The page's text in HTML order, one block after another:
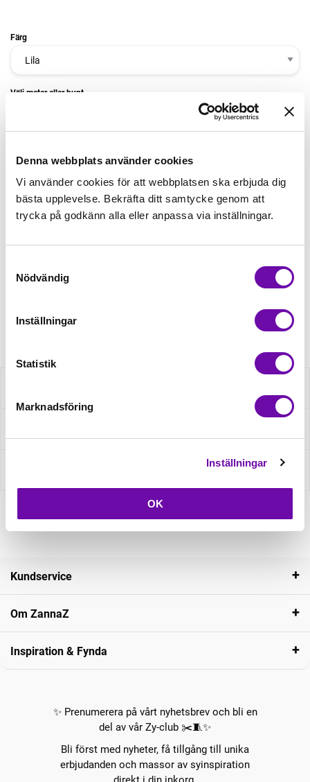
Denna webbplats använder cookies
Vi använder cookies för att webbplatsen ska erbjuda dig
bästa upplevelse. Bekräfta ditt samtycke genom att
trycka på godkänn alla eller anpassa via inställningar.
Nödvändig
Inställningar
Statistik
Marknadsföring
Inställningar
OK
Färg
Välj meter eller bunt
19,00kr
Lägg till varukorgen
Minsta beställning: 1 st
Artikelnr: spetsLilameter
Kundservice
Om ZannaZ
Inspiration & Fynda
✨ Prenumerera på vårt nyhetsbrev och bli en
del av vår Zy-club ✂️🧵✨
Bli först med nyheter, få tillgång till unika
erbjudanden och massor av syinspiration